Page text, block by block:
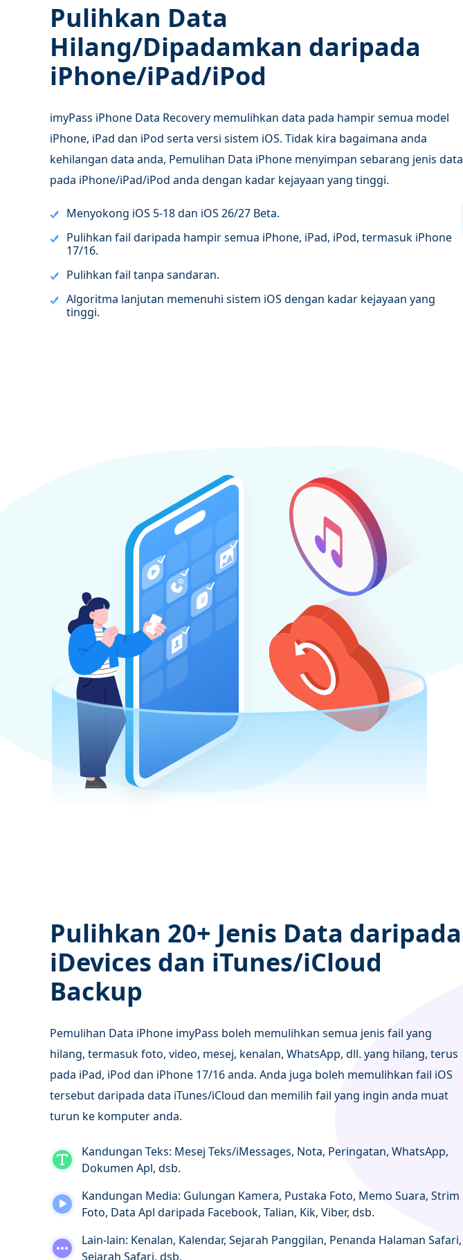
Pulihkan Data
Hilang/Dipadamkan daripada
iPhone/iPad/iPod
imyPass iPhone Data Recovery memulihkan data pada hampir semua model
iPhone, iPad dan iPod serta versi sistem iOS. Tidak kira bagaimana anda
kehilangan data anda, Pemulihan Data iPhone menyimpan sebarang jenis data
pada iPhone/iPad/iPod anda dengan kadar kejayaan yang tinggi.
Menyokong iOS 5-18 dan iOS 26/27 Beta.
Pulihkan fail daripada hampir semua iPhone, iPad, iPod, termasuk iPhone
17/16.
Pulihkan fail tanpa sandaran.
Algoritma lanjutan memenuhi sistem iOS dengan kadar kejayaan yang
tinggi.
Pulihkan 20+ Jenis Data daripada
iDevices dan iTunes/iCloud
Backup
Pemulihan Data iPhone imyPass boleh memulihkan semua jenis fail yang
hilang, termasuk foto, video, mesej, kenalan, WhatsApp, dll. yang hilang, terus
pada iPad, iPod dan iPhone 17/16 anda. Anda juga boleh memulihkan fail iOS
tersebut daripada data iTunes/iCloud dan memilih fail yang ingin anda muat
turun ke komputer anda.
Kandungan Teks: Mesej Teks/iMessages, Nota, Peringatan, WhatsApp,
Dokumen Apl, dsb.
Kandungan Media: Gulungan Kamera, Pustaka Foto, Memo Suara, Strim
Foto, Data Apl daripada Facebook, Talian, Kik, Viber, dsb.
Lain-lain: Kenalan, Kalendar, Sejarah Panggilan, Penanda Halaman Safari,
Sejarah Safari, dsb.